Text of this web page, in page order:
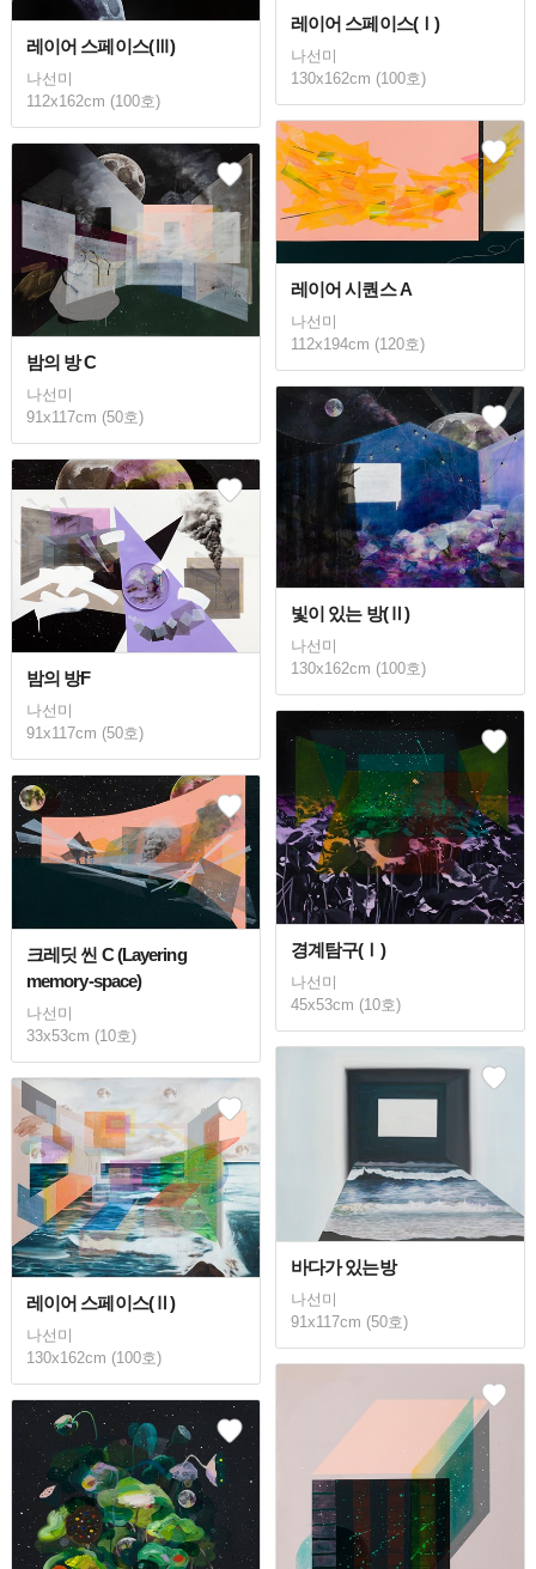
레이어 스페이스(Ⅰ)
나선미
130x162cm (100호)
레이어 스페이스(Ⅲ)
나선미
112x162cm (100호)
레이어 시퀀스 A
나선미
112x194cm (120호)
밤의 방 C
나선미
91x117cm (50호)
빛이 있는 방(Ⅱ)
나선미
130x162cm (100호)
밤의 방F
나선미
91x117cm (50호)
경계탐구(Ⅰ)
나선미
45x53cm (10호)
크레딧 씬 C (Layering
memory-space)
나선미
33x53cm (10호)
바다가 있는방
나선미
91x117cm (50호)
레이어 스페이스(Ⅱ)
나선미
130x162cm (100호)